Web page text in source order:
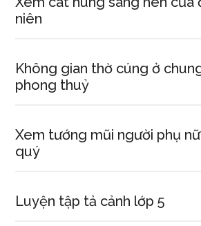
niên
Không gian thờ cúng ở
phong thuỷ
Xem tướng mũi người phụ
quý
Luyện tập tả cảnh lớp 5